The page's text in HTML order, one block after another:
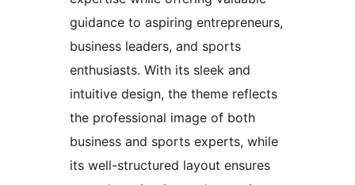
guidance to aspiring entrepreneurs,
business leaders, and sports
enthusiasts. With its sleek and
intuitive design, the theme reflects
the professional image of both
business and sports experts, while
its well-structured layout ensures